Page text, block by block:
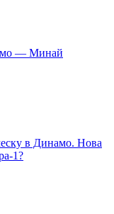
— Минай
в Динамо. Нова
1?